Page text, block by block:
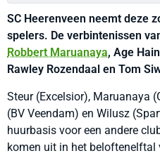
SC Heerenveen neemt deze
spelers. De verbintenissen
Robbert Maruanaya, Age
Rawley Rozendaal en Tom
Steur (Excelsior), Maruanaya
(BV Veendam) en Wilusz
huurbasis voor een andere
komen uit in het beloftenelftal